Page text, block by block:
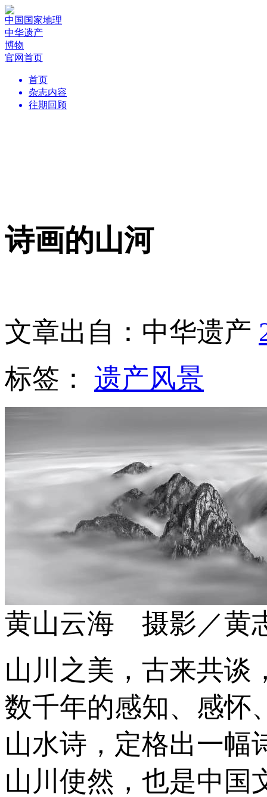
中国国家地理
中华遗产
博物
官网首页
首页
杂志内容
往期回顾
诗画的山河
文章出自：中华遗产
标签： 遗产风景
黄山云海 摄影／黄
山川之美，古来共谈
数千年的感知、感怀
山水诗，定格出一幅
山川使然，也是中国